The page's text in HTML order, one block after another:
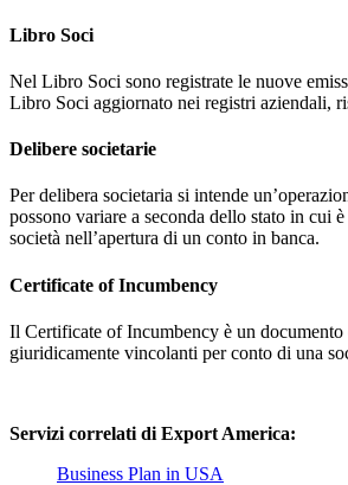
Libro Soci
Nel Libro Soci sono registrate le nuove
Libro Soci aggiornato nei registri aziendali,
Delibere societarie
Per delibera societaria si intende
possono variare a seconda dello stato in cui
società nell’apertura di un conto in banca.
Certificate of Incumbency
Il Certificate of Incumbency è un
giuridicamente vincolanti per conto di una
Servizi correlati di Export America:
Business Plan in USA